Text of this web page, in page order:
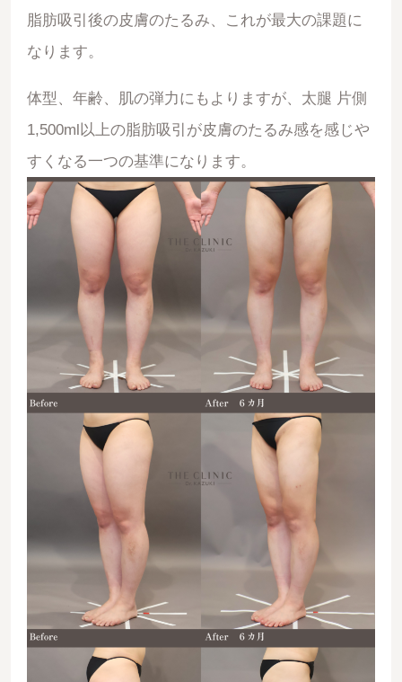
脂肪吸引後の皮膚のたるみ、これが最大の課題に
なります。
体型、年齢、肌の弾力にもよりますが、太腿 片側
1,500ml以上の脂肪吸引が皮膚のたるみ感を感じや
すくなる一つの基準になります。